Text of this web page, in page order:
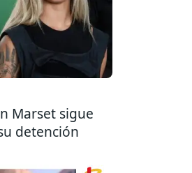
Marset sigue
detención